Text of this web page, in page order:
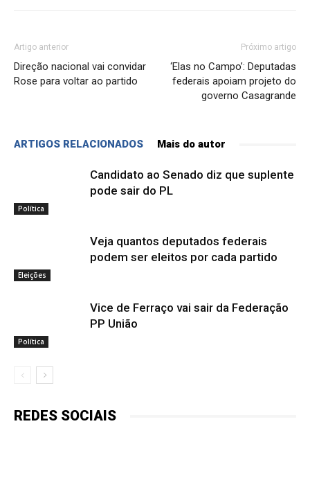
Artigo anterior
Direção nacional vai convidar
Rose para voltar ao partido
Próximo artigo
‘Elas no Campo’: Deputadas
federais apoiam projeto do
governo Casagrande
ARTIGOS RELACIONADOS Mais do autor
Política
Candidato ao Senado diz que suplente
pode sair do PL
Eleições
Veja quantos deputados federais
podem ser eleitos por cada partido
Política
Vice de Ferraço vai sair da Federação
PP União
REDES SOCIAIS